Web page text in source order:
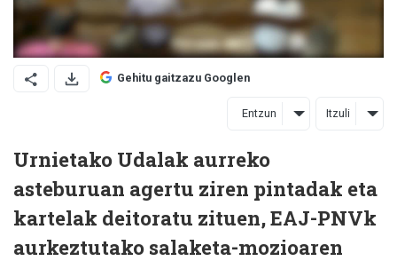
Gehitu gaitzazu Googlen
Entzun Itzuli
Urnietako Udalak aurreko
asteburuan agertu ziren pintadak eta
kartelak deitoratu zituen, EAJ-PNVk
aurkeztutako salaketa-mozioaren